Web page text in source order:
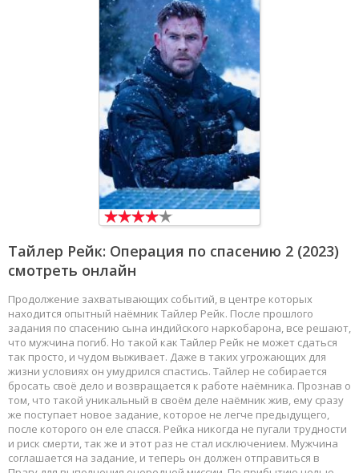
Тайлер Рейк: Операция по спасению 2 (2023)
смотреть онлайн
Продолжение захватывающих событий, в центре которых
находится опытный наёмник Тайлер Рейк. После прошлого
задания по спасению сына индийского наркобарона, все решают,
что мужчина погиб. Но такой как Тайлер Рейк не может сдаться
так просто, и чудом выживает. Даже в таких угрожающих для
жизни условиях он умудрился спастись. Тайлер не собирается
бросать своё дело и возвращается к работе наёмника. Прознав о
том, что такой уникальный в своём деле наёмник жив, ему сразу
же поступает новое задание, которое не легче предыдущего,
после которого он еле спасся. Рейка никогда не пугали трудности
и риск смерти, так же и этот раз не стал исключением. Мужчина
соглашается на задание, и теперь он должен отправиться в